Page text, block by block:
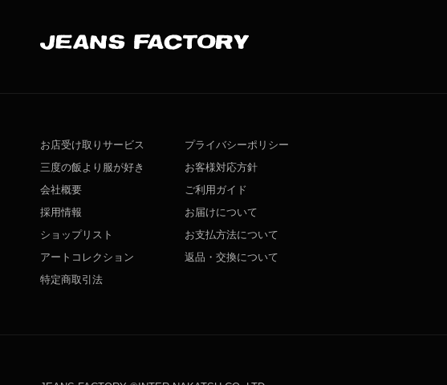
お店受け取りサービス
三度の飯より服が好き
会社概要
採用情報
ショップリスト
アートコレクション
特定商取引法
プライバシーポリシー
お客様対応方針
ご利用ガイド
お届けについて
お支払方法について
返品・交換について